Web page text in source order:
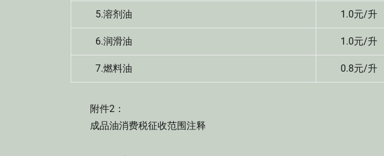
5.溶剂油 1.0元/升
6.润滑油 1.0元/升
7.燃料油 0.8元/升
附件2：
成品油消费税征收范围注释